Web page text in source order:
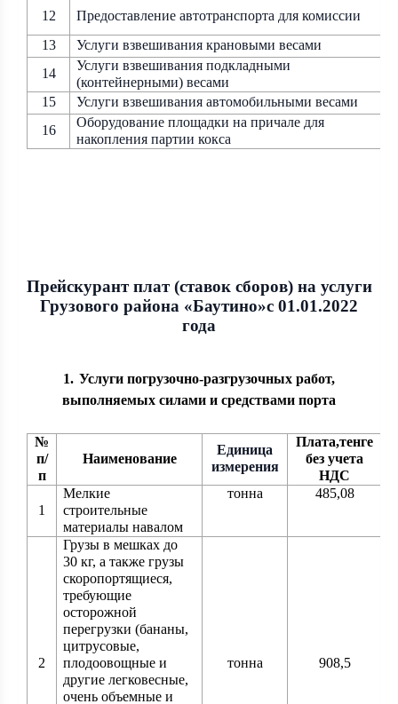
12
Предоставление автотранспорта для комиссии
13
Услуги взвешивания крановыми весами
14
Услуги взвешивания подкладными
(контейнерными) весами
15
Услуги взвешивания автомобильными весами
16
Оборудование площадки на причале для
накопления партии кокса
Прейскурант плат(ставок сборов) на услуги
Грузового района «Баутино»с 01.01.2022
года
1. Услуги погрузочно-разгрузочных работ,
выполняемых силами и средствами порта
№
п/
п
Наименование
Единица
измерения
Плата,тенге
без учета
НДС
1
Мелкие
строительные
материалы навалом
тонна 485,08
2
Грузы в мешках до
30 кг, а также грузы
скоропортящиеся,
требующие
осторожной
перегрузки (бананы,
цитрусовые,
плодоовощные и
другие легковесные,
очень объемные и
тонна 908,5